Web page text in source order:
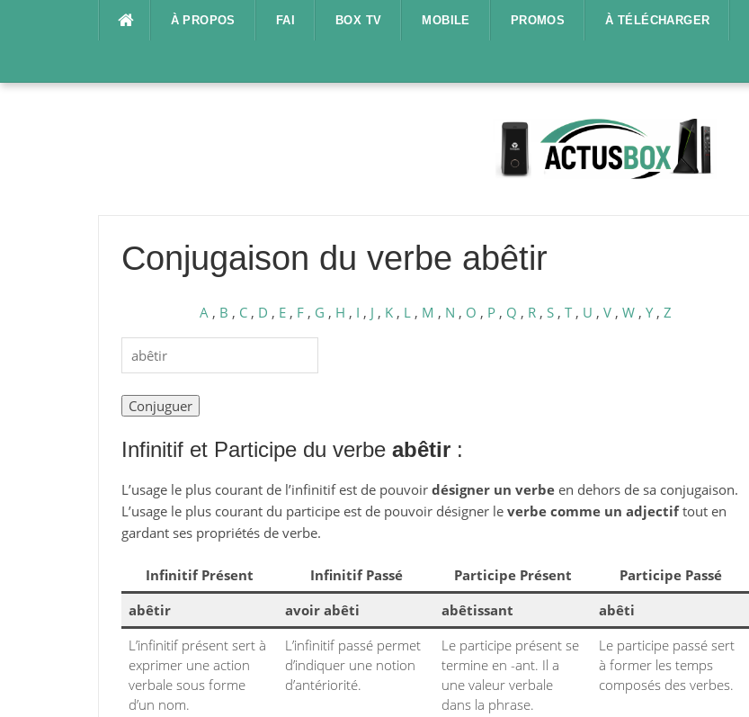
À PROPOS FAI BOX TV MOBILE PROMOS À TÉLÉCHARGER
Conjugaison du verbe abêtir
A, B , C, D , E, F, G , H , I , J , K, L, M , N , O , P, Q , R, S, T, U , V, W, Y, Z
Infinitif et Participe du verbe abêtir:
L’usage le plus courant de l’infinitif est de pouvoir désigner un verbeen dehors de sa conjugaison.
L’usage le plus courant du participe est de pouvoir désigner le verbe comme un adjectiftout en
gardant ses propriétés de verbe.
Infinitif Présent Infinitif Passé Participe Présent
Participe Passé
abêtir
avoir abêti abêtissant
abêti
L’infinitif présent sert à
exprimer une action
verbale sous forme
d’un nom.
L’infinitif passé permet
d’indiquer une notion
d’antériorité.
Le participe présent se
termine en -ant. Il a
une valeur verbale
dans la phrase.
Le participe passé sert
à former les temps
composés des verbes.